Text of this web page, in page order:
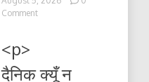
Commenton
सच
<p>
दैनिक क्यूँ न